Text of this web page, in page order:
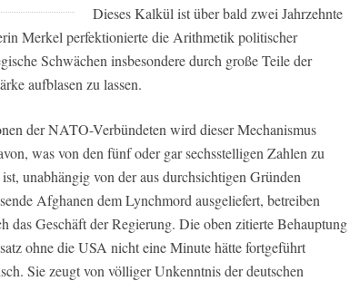
Dieses Kalkül ist über bald zwei Jahrzehnte
Merkel perfektionierte die Arithmetik politischer
Schwächen insbesondere durch große Teile der
aufblasen zu lassen.
der NATO-Verbündeten wird dieser Mechanismus
was von den fünf oder gar sechsstelligen Zahlen zu
unabhängig von der aus durchsichtigen Gründen
Afghanen dem Lynchmord ausgeliefert, betreiben
das Geschäft der Regierung. Die oben zitierte Behauptung
ohne die USA nicht eine Minute hätte fortgeführt
Sie zeugt von völliger Unkenntnis der deutschen